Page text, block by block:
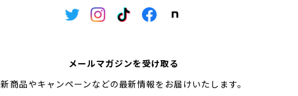
メールマガジンを受け取る
新商品やキャンペーンなどの最新情報をお届けいたします。